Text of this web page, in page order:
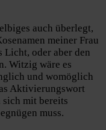
auch überlegt,
meiner Frau
Licht, oder aber den
Witzig wäre es
und womöglich
Aktivierungswort
sich mit bereits
muss.